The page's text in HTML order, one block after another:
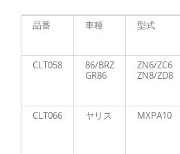
品番 車種 型式
CLT058
86/BRZ
GR86
ZN6/ZC6
ZN8/ZD8
CLT066
ヤリス MXPA10